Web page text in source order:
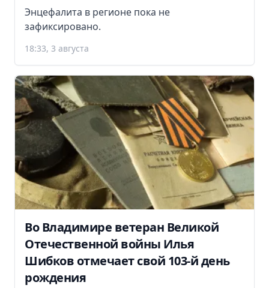
Энцефалита в регионе пока не
зафиксировано.
18:33, 3 августа
Во Владимире ветеран Великой
Отечественной войны Илья
Шибков отмечает свой 103-й день
рождения